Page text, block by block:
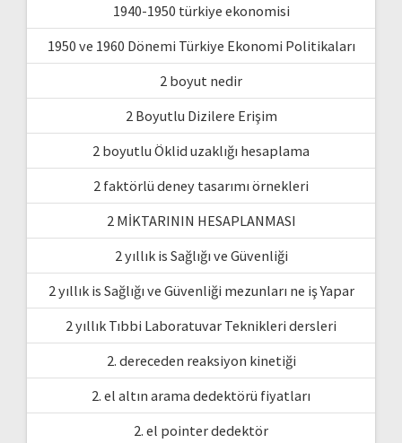
1940-1950 türkiye ekonomisi
1950 ve 1960 Dönemi Türkiye Ekonomi Politikaları
2 boyut nedir
2 Boyutlu Dizilere Erişim
2 boyutlu Öklid uzaklığı hesaplama
2 faktörlü deney tasarımı örnekleri
2 MİKTARININ HESAPLANMASI
2 yıllık is Sağlığı ve Güvenliği
2 yıllık is Sağlığı ve Güvenliği mezunları ne iş Yapar
2 yıllık Tıbbi Laboratuvar Teknikleri dersleri
2. dereceden reaksiyon kinetiği
2. el altın arama dedektörü fiyatları
2. el pointer dedektör